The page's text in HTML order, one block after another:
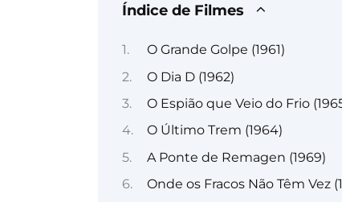
Índice de Filmes
O Grande Golpe (1961)
O Dia D (1962)
O Espião que Veio do Frio
O Último Trem (1964)
A Ponte de Remagen (1969)
Onde os Fracos Não Têm Vez